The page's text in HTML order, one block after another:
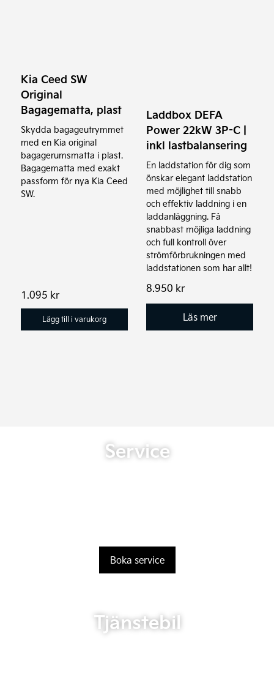
Kia Ceed SW
Original
Bagagematta, plast
Skydda bagageutrymmet
med en Kia original
bagagerumsmatta i plast.
Bagagematta med exakt
passform för nya Kia Ceed
SW.
1.095 kr
Lägg till i varukorg
Laddbox DEFA
Power 22kW 3P-C |
inkl lastbalansering
En laddstation för dig som
önskar elegant laddstation
med möjlighet till snabb
och effektiv laddning i en
laddanläggning. Få
snabbast möjliga laddning
och full kontroll över
strömförbrukningen med
laddstationen som har allt!
8.950 kr
Läs mer
Service
Boka service
Tjänstebil